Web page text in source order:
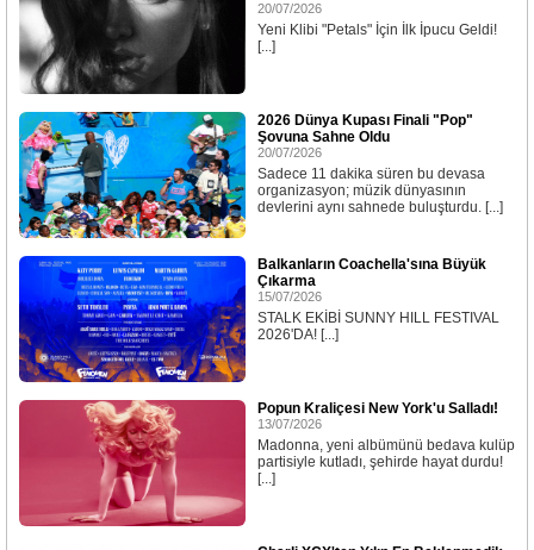
20/07/2026
Yeni Klibi "Petals" İçin İlk İpucu Geldi!
[...]
2026 Dünya Kupası Finali "Pop"
Şovuna Sahne Oldu
20/07/2026
Sadece 11 dakika süren bu devasa
organizasyon; müzik dünyasının
devlerini aynı sahnede buluşturdu. [...]
Balkanların Coachella'sına Büyük
Çıkarma
15/07/2026
STALK EKİBİ SUNNY HILL FESTIVAL
2026'DA! [...]
Popun Kraliçesi New York'u Salladı!
13/07/2026
Madonna, yeni albümünü bedava kulüp
partisiyle kutladı, şehirde hayat durdu!
[...]